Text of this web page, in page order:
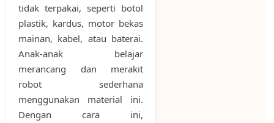
tidak terpakai, seperti botol
plastik, kardus, motor bekas
mainan, kabel, atau baterai.
Anak-anak belajar
merancang dan merakit
robot sederhana
menggunakan material ini.
Dengan cara ini,